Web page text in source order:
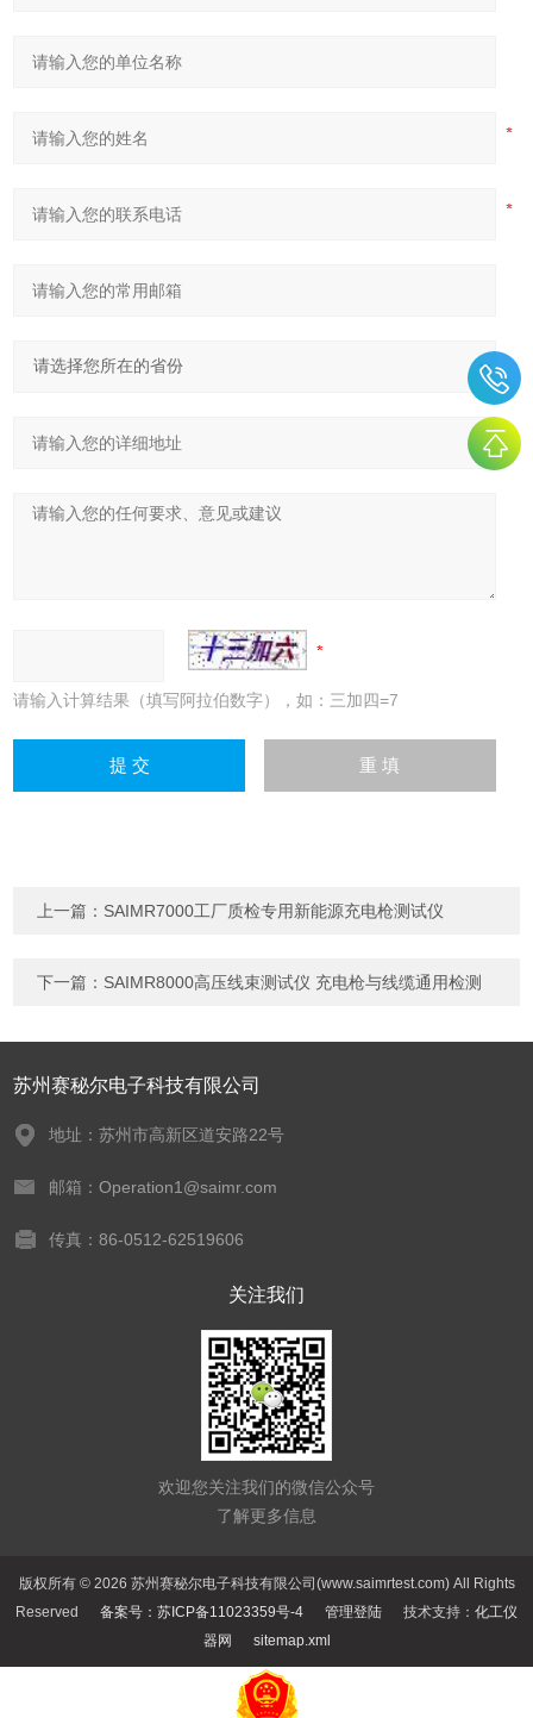
请输入计算结果（填写阿拉伯数字），如：三加四=7
上一篇： SAIMR7000工厂质检专用新能源充电枪测试仪
下一篇： SAIMR8000高压线束测试仪 充电枪与线缆通用检测
苏州赛秘尔电子科技有限公司
地址：苏州市高新区道安路22号
邮箱：Operation1@saimr.com
传真：86-0512-62519606
关注我们
欢迎您关注我们的微信公众号
了解更多信息
版权所有 © 2026 苏州赛秘尔电子科技有限公司(www.saimrtest.com) All Rights
Reserved 备案号：苏ICP备11023359号-4 管理登陆 技术支持： 化工仪
器网
sitemap.xml